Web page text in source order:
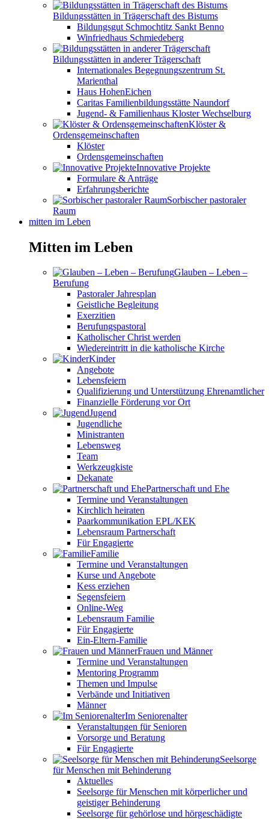
Bildungsstätten in Trägerschaft des Bistums
Bildungsgut Schmochtitz Sankt Benno
Winfriedhaus Schmiedeberg
Bildungsstätten in anderer Trägerschaft
Internationales Begegnungszentrum St.
Marienthal
Haus HohenEichen
Caritas Familienbildungsstätte Naundorf
Jugend- & Familienhaus Kloster Wechselburg
Klöster &
Ordensgemeinschaften
Klöster
Ordensgemeinschaften
Innovative Projekte
Formulare & Anträge
Erfahrungsberichte
Sorbischer pastoraler
Raum
mitten im Leben
Mitten im Leben
Glauben – Leben –
Berufung
Pastoraler Jahresplan
Geistliche Begleitung
Exerzitien
Berufungspastoral
Katholischer Christ werden
Wiedereintritt in die katholische Kirche
Kinder
Angebote
Lebensfeiern
Qualifizierung und Unterstützung Ehrenamtlicher
Finanzielle Förderung vor Ort
Jugend
Jugendliche
Ministranten
Lebensweg
Team
Werkzeugkiste
Dekanate
Partnerschaft und Ehe
Termine und Veranstaltungen
Kirchlich heiraten
Paarkommunikation EPL/KEK
Lebensraum Partnerschaft
Für Engagierte
Familie
Termine und Veranstaltungen
Kurse und Angebote
Kess erziehen
Segensfeiern
Online-Weg
Lebensraum Familie
Für Engagierte
Ein-Eltern-Familie
Frauen und Männer
Termine und Veranstaltungen
Mentoring Programm
Themen und Impulse
Verbände und Initiativen
Männer
Im Seniorenalter
Veranstaltungen für Senioren
Vorsorge und Beratung
Für Engagierte
Seelsorge
für Menschen mit Behinderung
Aktuelles
Seelsorge für Menschen mit körperlicher und
geistiger Behinderung
Seelsorge für gehörlose und hörgeschädigte